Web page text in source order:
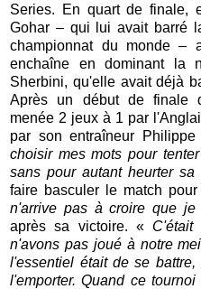
Series. En quart de finale,
Gohar – qui lui avait barré
championnat du monde –
enchaîne en dominant la
Sherbini, qu'elle avait déjà
Après un début de finale
menée 2 jeux à 1 par
par son entraîneur
choisir mes mots pour
sans pour autant heurter sa
faire basculer le match
n'arrive pas à croire que je
après sa victoire. « C'était
n'avons pas joué à notre
l'essentiel était de se
l'emporter. Quand ce